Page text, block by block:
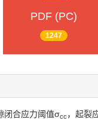
PDF (PC)
1247
闭合应力阈值σcc ，起裂